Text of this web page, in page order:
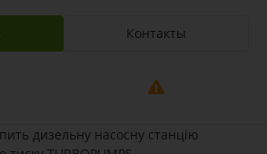
Контакты
дизельну насосну станцію